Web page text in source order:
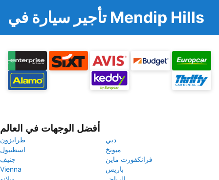
تأجير سيارة في Mendip Hills
أفضل الوجهات في العالم
طرابزون
دبي
اسطنبول
ميونخ
جنيف
فرانكفورت ماين
Vienna
باريس